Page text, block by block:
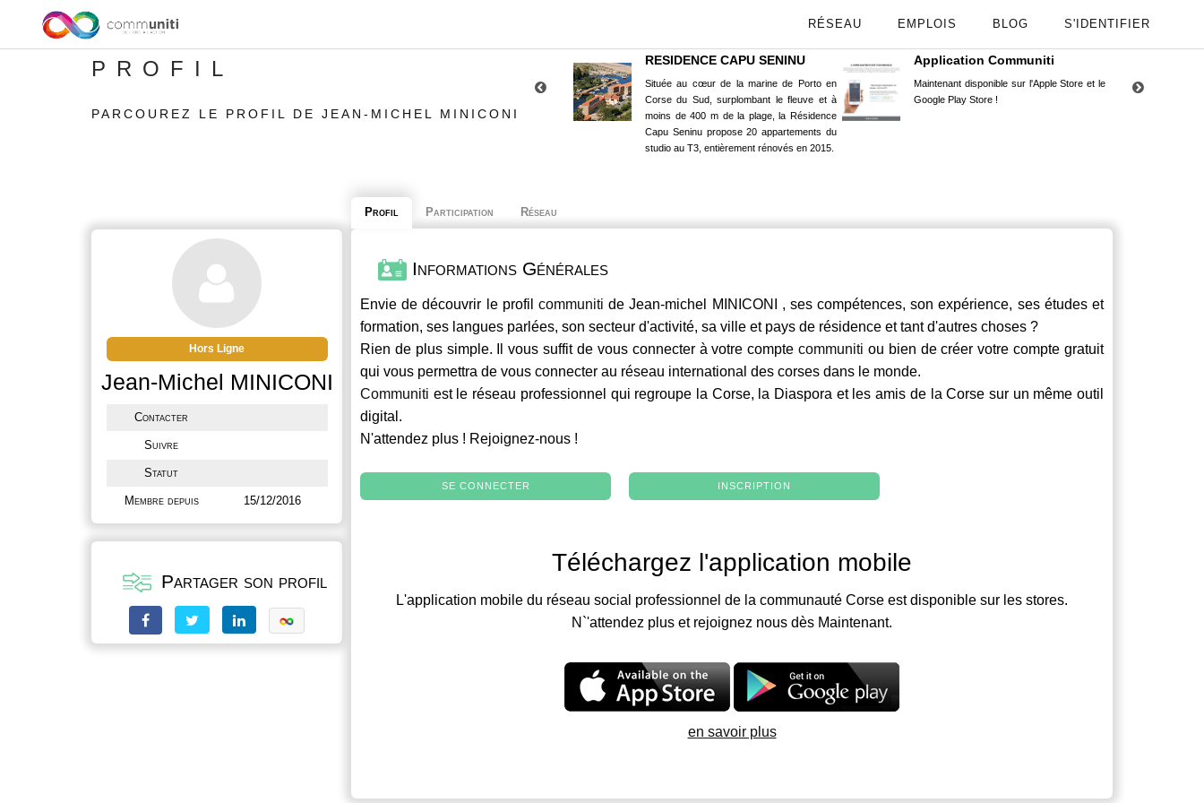
RÉSEAU EMPLOIS BLOG S'IDENTIFIER
PROFIL
PARCOUREZ LE PROFIL DE JEAN-MICHEL MINICONI
RESIDENCE CAPU SENINU
Située au cœur de la marine de Porto en
Corse du Sud, surplombant le fleuve et à
moins de 400 m de la plage, la Résidence
Capu Seninu propose 20 appartements du
studio au T3, entièrement rénovés en 2015.
Application Communiti
Maintenant disponible sur l'Apple Store et le
Google Play Store !
Hors Ligne
Jean-Michel MINICONI
Contacter
Suivre
Statut
Membre depuis 15/12/2016
Partager son profil
Profil Participation Réseau
Informations Générales
Envie de découvrir le profil communiti de Jean-michel MINICONI , ses compétences, son expérience, ses études et
formation, ses langues parlées, son secteur d'activité, sa ville et pays de résidence et tant d'autres choses ?
Rien de plus simple. Il vous suffit de vous connecter à votre comptecommuniti ou bien de créer votre compte gratuit
qui vous permettra de vous connecter au réseau international des corses dans le monde.
Communiti est le réseau professionnel qui regroupe la Corse, la Diaspora et les amis de la Corse sur un même outil
digital.
N'attendez plus ! Rejoignez-nous !
SE CONNECTER INSCRIPTION
Téléchargez l'application mobile
L'application mobile du réseau social professionnel de la communauté Corse est disponible sur les stores.
N`'attendez plus et rejoignez nous dès Maintenant.
en savoir plus